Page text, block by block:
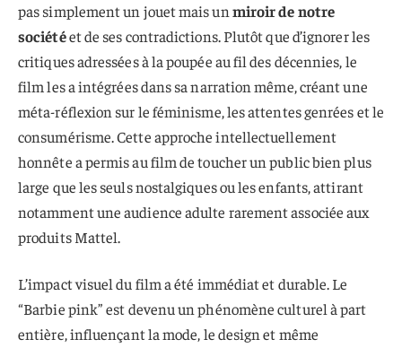
pas simplement un jouet mais un miroir de notre
sociétéet de ses contradictions. Plutôt que d’ignorer les
critiques adressées à la poupée au fil des décennies, le
film les a intégrées dans sa narration même, créant une
méta-réflexion sur le féminisme, les attentes genrées et le
consumérisme. Cette approche intellectuellement
honnête a permis au film de toucher un public bien plus
large que les seuls nostalgiques ou les enfants, attirant
notamment une audience adulte rarement associée aux
produits Mattel.
L’impact visuel du film a été immédiat et durable. Le
“Barbie pink” est devenu un phénomène culturel à part
entière, influençant la mode, le design et même